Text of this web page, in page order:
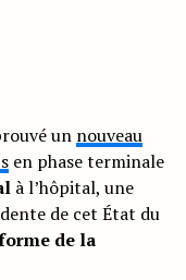
un nouveau
en phase terminale
à l’hôpital, une
de cet État du
de la